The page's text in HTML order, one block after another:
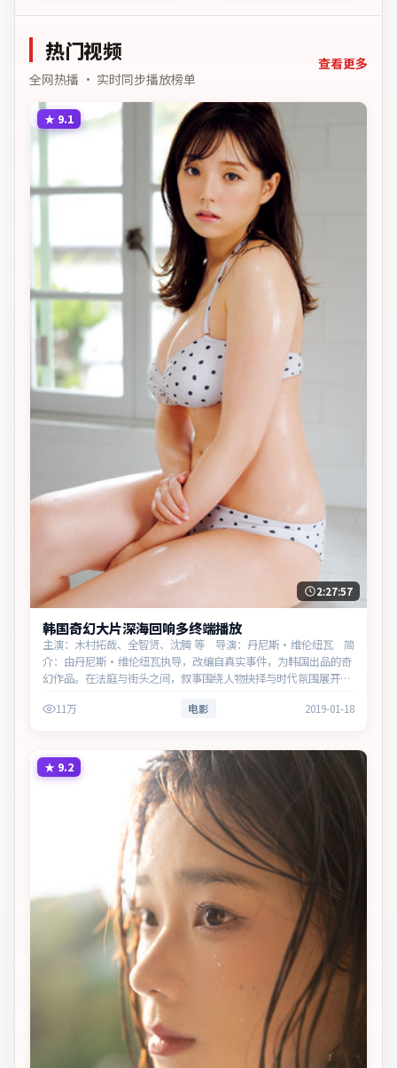
热门视频
全网热播 · 实时同步播放榜单
查看更多
★ 9.1
2:27:57
韩国奇幻大片深海回响多终端播放
主演：木村拓哉、全智贤、沈腾 等 导演：丹尼斯·维伦纽瓦 简
介：由丹尼斯·维伦纽瓦执导，改编自真实事件，为韩国出品的奇
幻作品。在法庭与街头之间，叙事围绕人物抉择与时代氛围展开，
赏性与现实意义。
11万 电影 2019-01-18
★ 9.2